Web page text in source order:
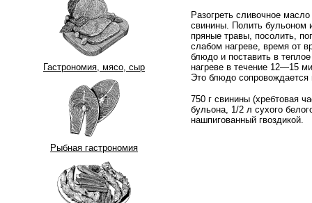
Гастрономия, мясо, сыр
Рыбная гастрономия
Разогреть сливочное
свинины. Полить бульоном
пряные травы, посолить,
слабом нагреве, время от
блюдо и поставить в
нагреве в течение 12—15
Это блюдо
750 г свинины (хребтовая
бульона, 1/2 л сухого
нашпигованный гвоздикой.